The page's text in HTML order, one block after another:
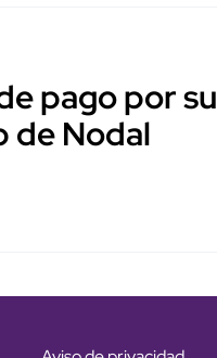
pago por su
de Nodal